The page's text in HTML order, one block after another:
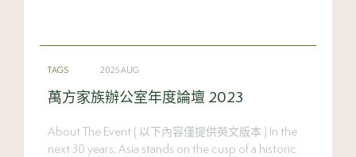
4__Blssu66Q&index=1 Annual Forum 2025 –
Speaker Announcement
paf0w&list=PLh8bIGf4J4ZvjUhHnWlN214__Blssu66
Q&index=5 Annual Forum 2025: Exploring Legacy,
關人工智慧與投資的深度對話，分析人工智慧如何重
塑市場格局、企業營運與日常生活，並與與會嘉賓一
https://www.youtube.com/watch?
v=W8mPtbmn3FA&list=PLh8bIGf4J4ZvjUhHnWlN21
TAGS 2025 AUG
萬方家族辦公室年度論壇 2023
About The Event ( 以下內容僅提供英文版本 ) In the
next 30 years, Asia stands on the cusp of a historic